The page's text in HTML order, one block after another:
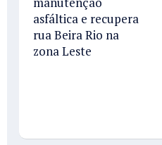
asfáltica e recupera
rua Beira Rio na
zona Leste